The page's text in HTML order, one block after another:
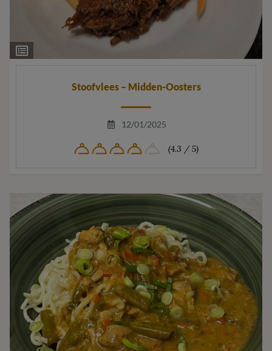
Ingrediëntenlijst
Stoofvlees – Midden-Oosters
12/01/2025
(4.3 / 5)